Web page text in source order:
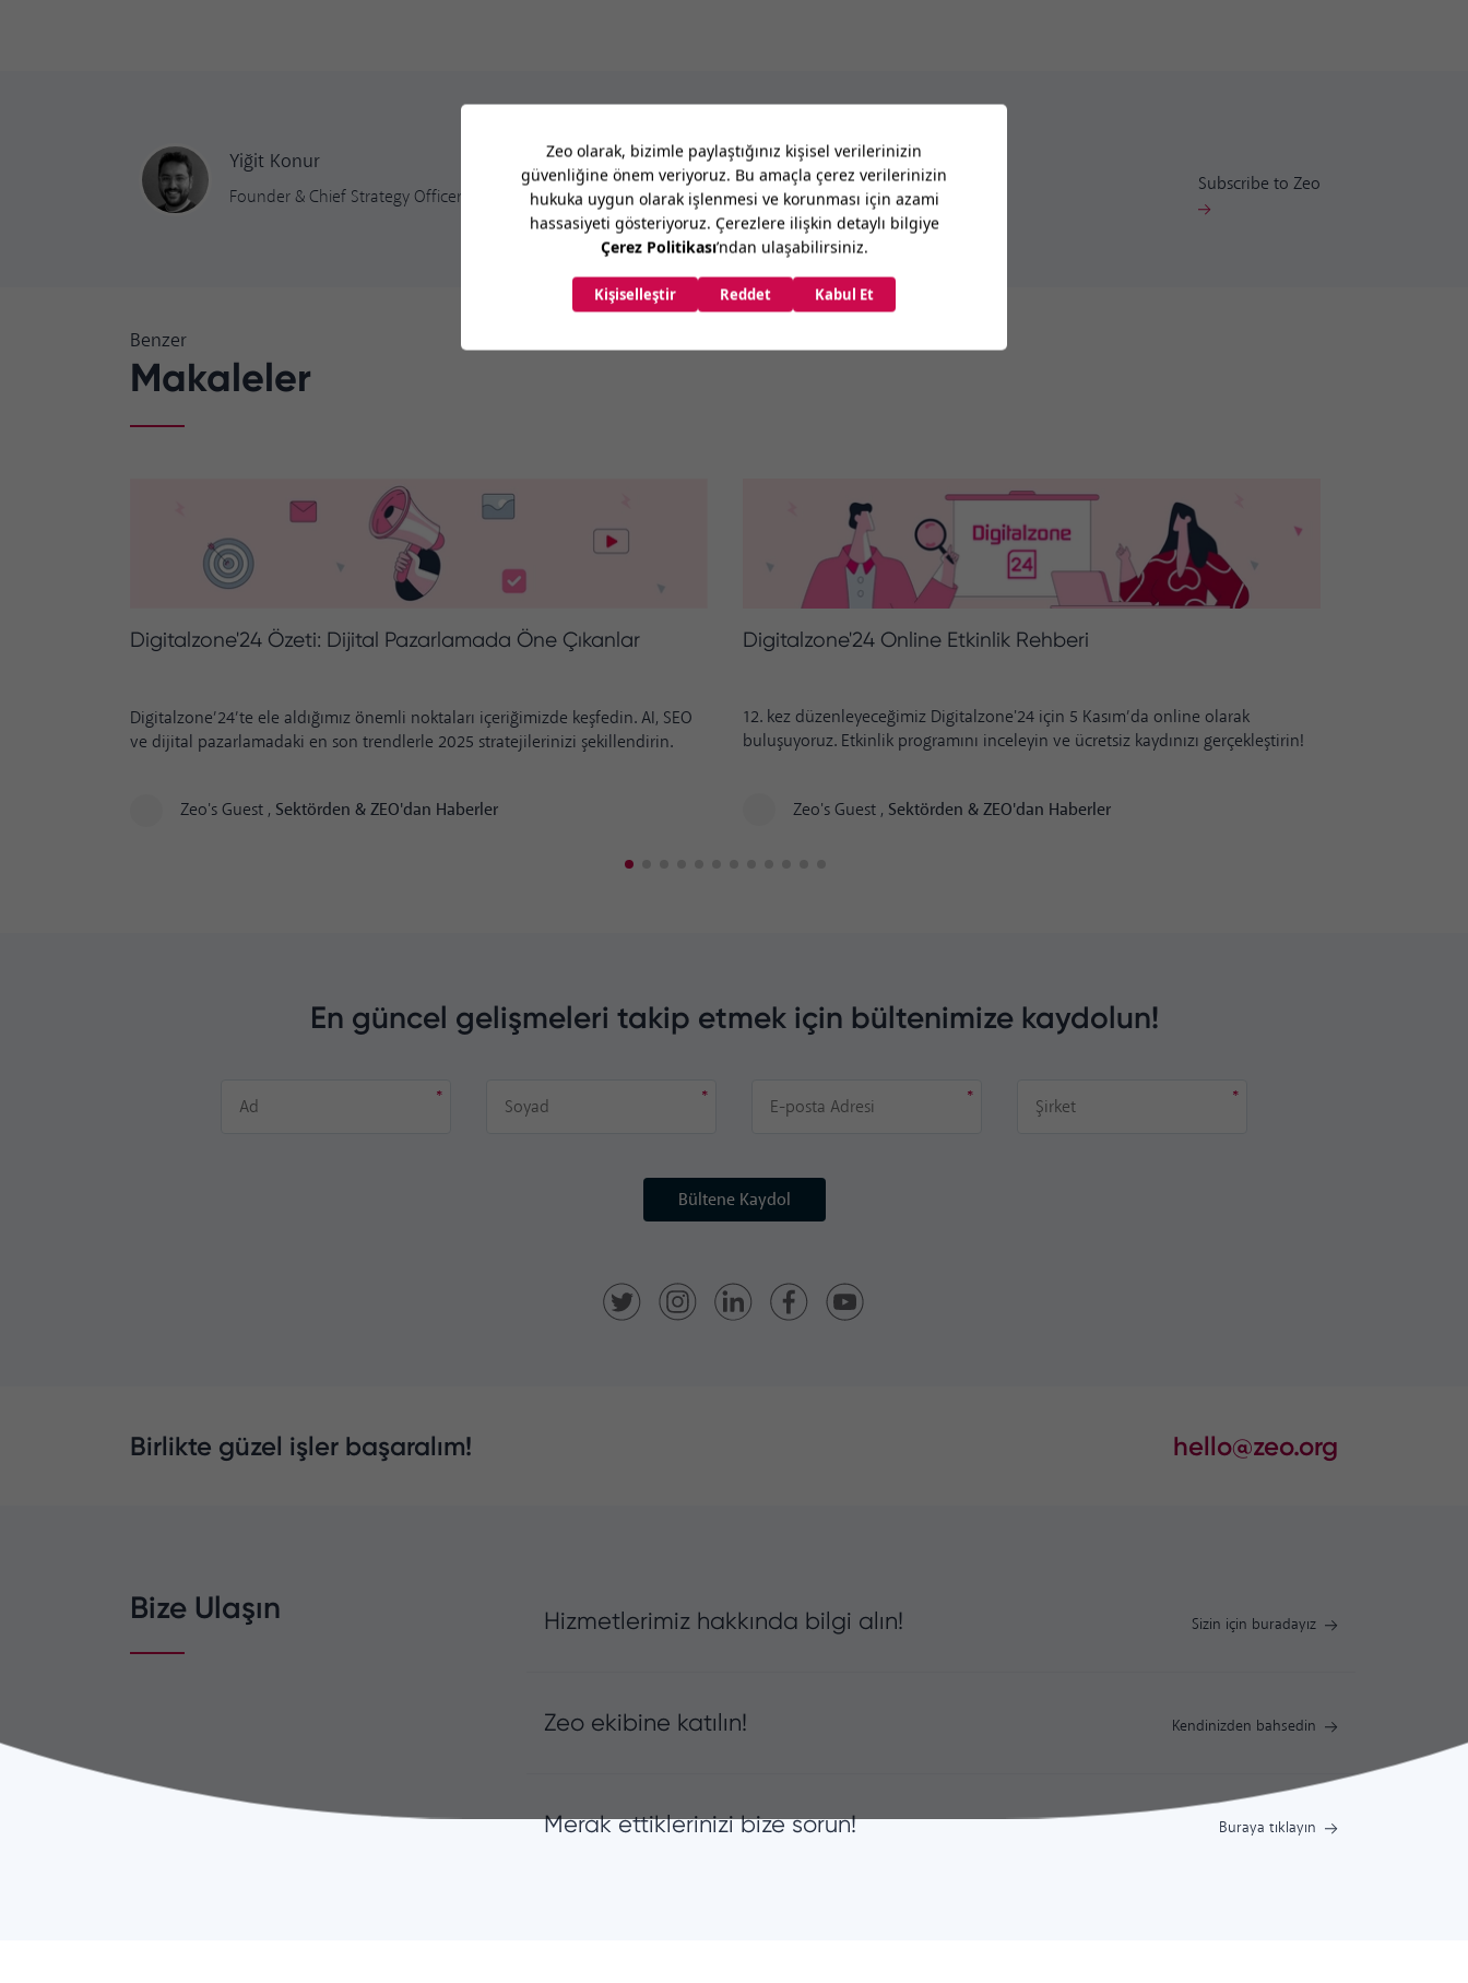
Yiğit Konur
Founder & Chief Strategy Officer
Subscribe to Zeo
Benzer
Makaleler
Digitalzone'24 Özeti: Dijital Pazarlamada Öne Çıkanlar
Digitalzone’24’te ele aldığımız önemli noktaları içeriğimizde keşfedin. AI, SEO
ve dijital pazarlamadaki en son trendlerle 2025 stratejilerinizi şekillendirin.
Zeo's Guest , Sektörden & ZEO'dan Haberler
Digitalzone'24 Online Etkinlik Rehberi
12. kez düzenleyeceğimiz Digitalzone'24 için 5 Kasım’da online olarak
buluşuyoruz. Etkinlik programını inceleyin ve ücretsiz kaydınızı gerçekleştirin!
Zeo's Guest , Sektörden & ZEO'dan Haberler
En güncel gelişmeleri takip etmek için bültenimize kaydolun!
Bültene Kaydol
Birlikte güzel işler başaralım! hello@zeo.org
Bize Ulaşın Hizmetlerimiz hakkında bilgi alın! Sizin için buradayız
Zeo ekibine katılın! Kendinizden bahsedin
Merak ettiklerinizi bize sorun! Buraya tıklayın